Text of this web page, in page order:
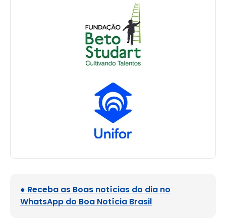
● Receba as Boas notícias do dia no
WhatsApp do Boa Notícia Brasil